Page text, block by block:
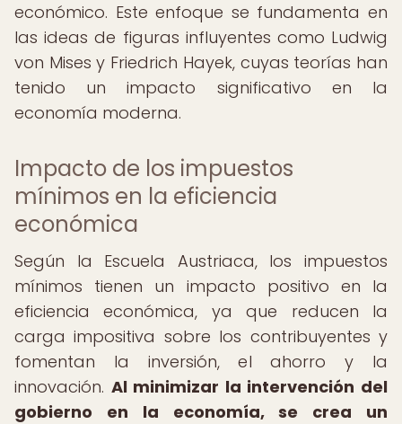
económico. Este enfoque se fundamenta en
las ideas de figuras influyentes como Ludwig
von Mises y Friedrich Hayek, cuyas teorías han
tenido un impacto significativo en la
economía moderna.
Impacto de los impuestos
mínimos en la eficiencia
económica
Según la Escuela Austriaca, los impuestos
mínimos tienen un impacto positivo en la
eficiencia económica, ya que reducen la
carga impositiva sobre los contribuyentes y
fomentan la inversión, el ahorro y la
innovación. Al minimizar la intervención del
gobierno en la economía, se crea un